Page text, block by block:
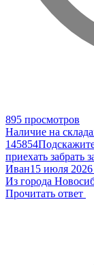
895 просмотров
Наличие на
145854
приехать забрать
Иван15 июля 2026
Из города
Прочитать ответ